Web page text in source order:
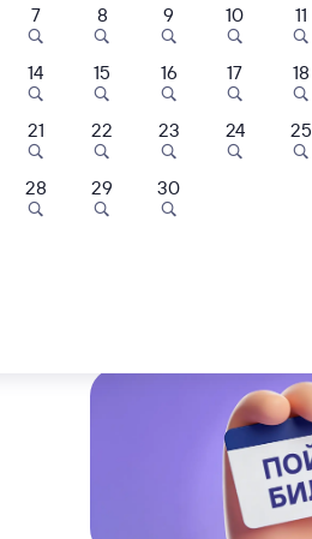
времени. Цены за 1 пассажира
7 8 9 10 11
14 15 16 17 18
21 22 23 24 25
28 29 30